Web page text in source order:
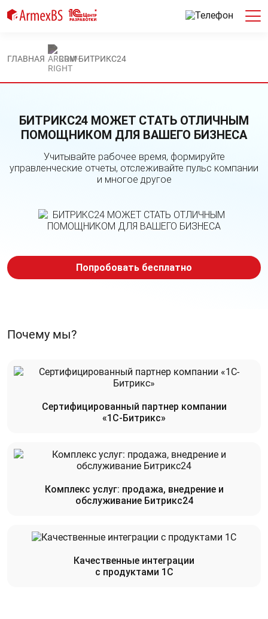
ГЛАВНАЯ CRM БИТРИКС24
БИТРИКС24 МОЖЕТ СТАТЬ ОТЛИЧНЫМ
ПОМОЩНИКОМ ДЛЯ ВАШЕГО БИЗНЕСА
Учитывайте рабочее время, формируйте
управленческие отчеты, отслеживайте пульс компании
и многое другое
Попробовать бесплатно
Почему мы?
Сертифицированный партнер компании
«1С-Битрикс»
Комплекс услуг: продажа, внедрение и
обслуживание Битрикс24
Качественные интеграции
с продуктами 1С